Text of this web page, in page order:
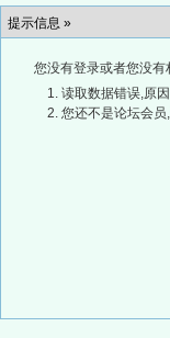
提示信息 »
您没有登录或者您没
读取数据错误,原
您还不是论坛会